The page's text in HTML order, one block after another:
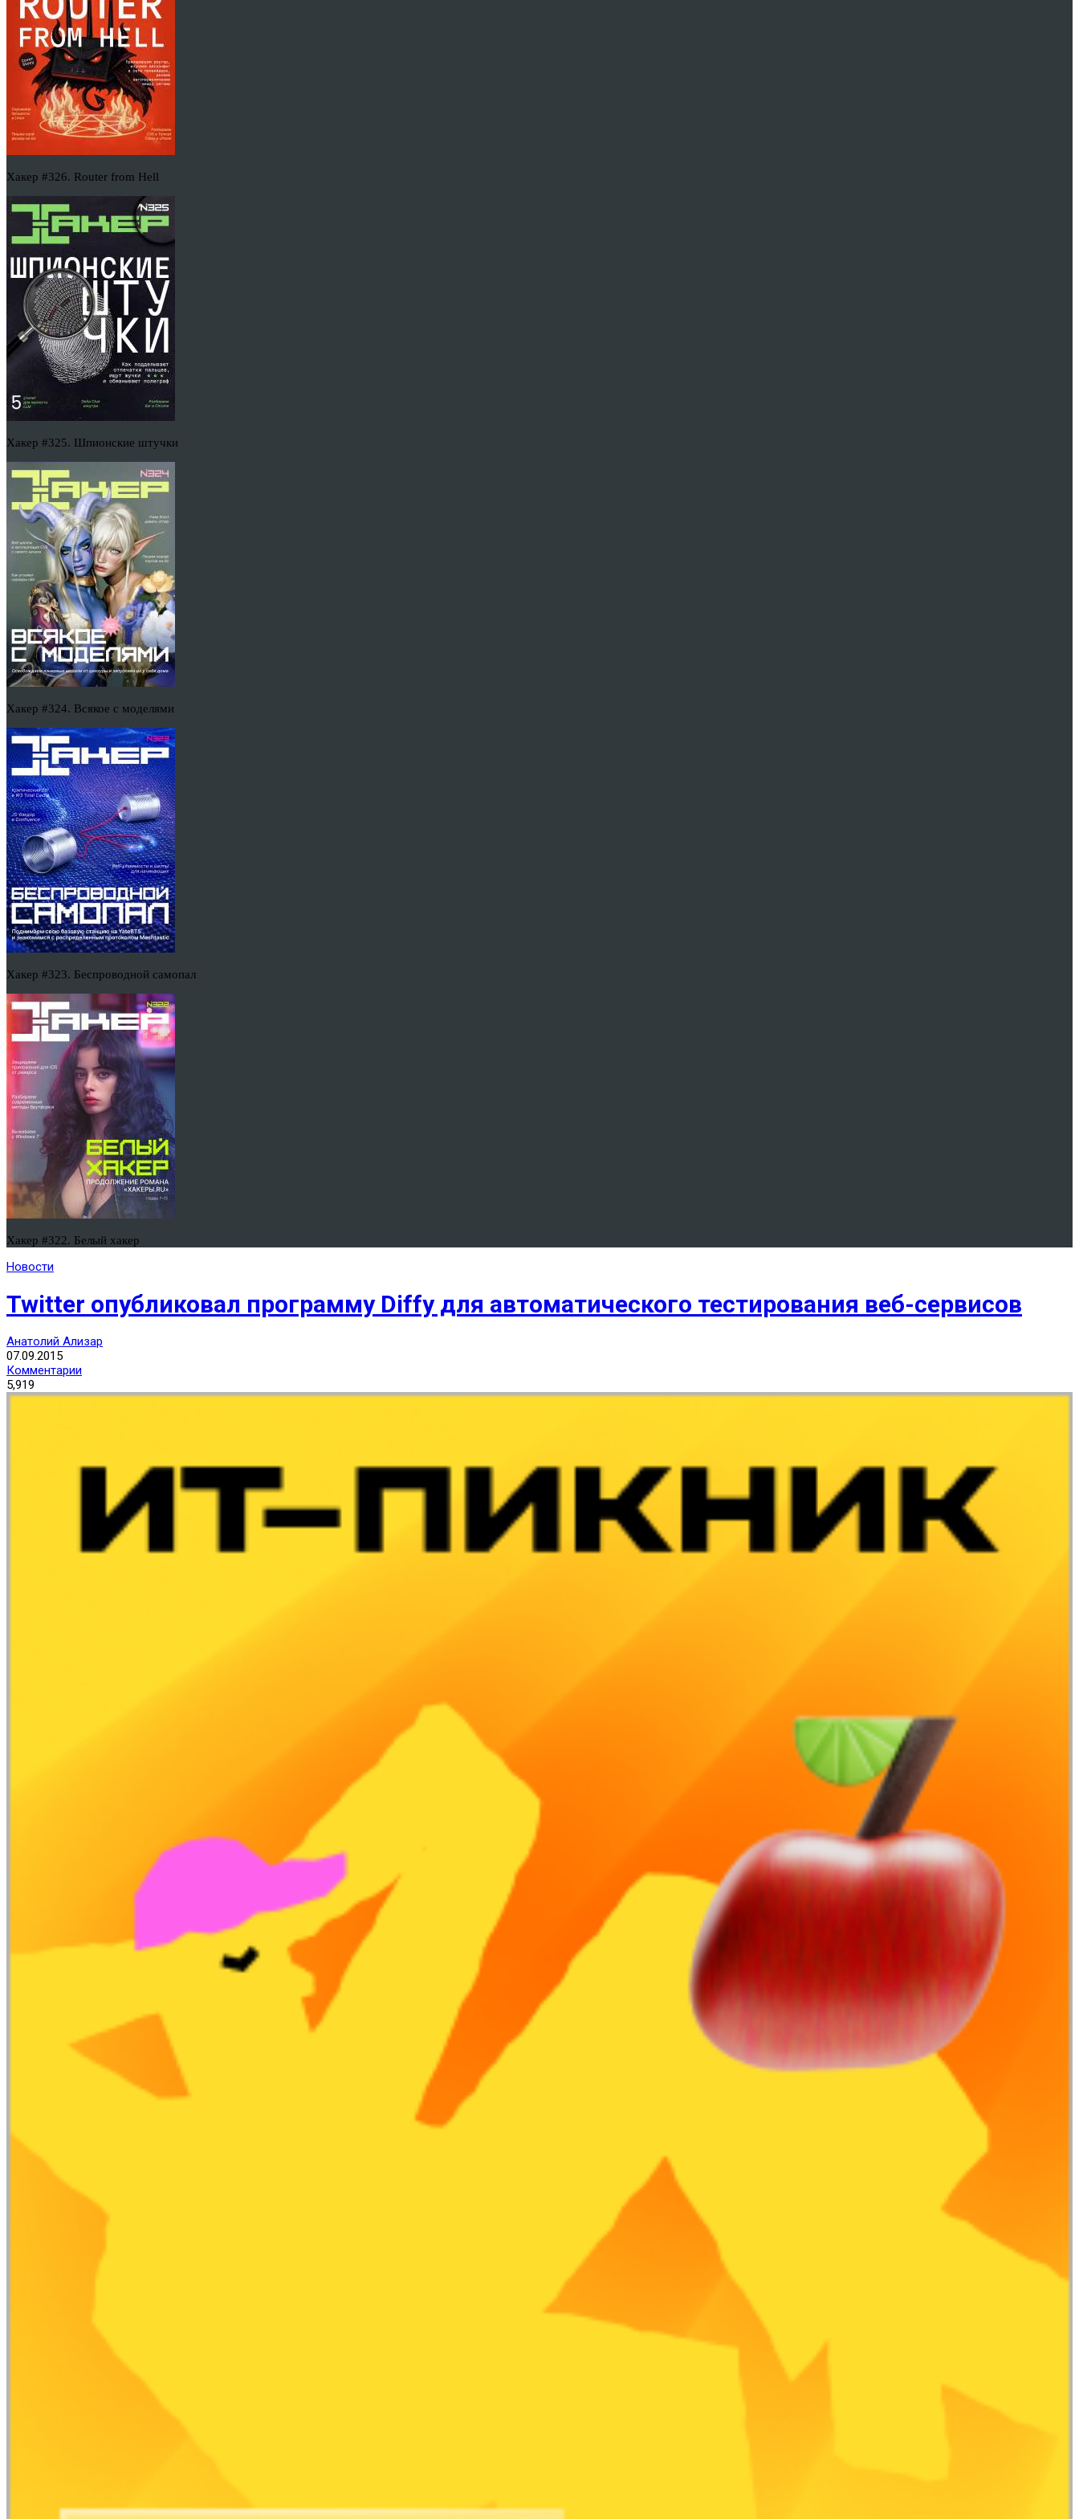
Хакер #326. Router from Hell
Хакер #325. Шпионские штучки
Хакер #324. Всякое с моделями
Хакер #323. Беспроводной самопал
Хакер #322. Белый хакер
Новости
Twitter опубликовал программу Diffy для автоматического тестирования веб-сервисов
Анатолий Ализар
07.09.2015
Комментарии
5,919